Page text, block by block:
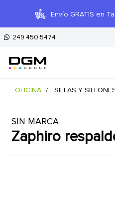
Envío GRATIS en
249 450 5474
OFICINA SILLAS Y
SIN MARCA
zaphiro